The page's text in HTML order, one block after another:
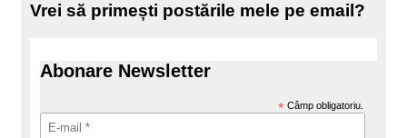
Vrei să primești postările mele pe email?
Abonare Newsletter
* Câmp obligatoriu.